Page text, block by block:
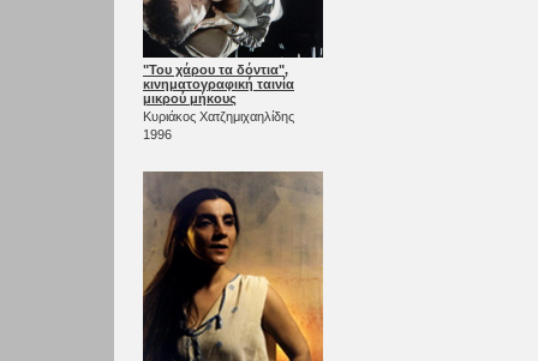
"Του χάρου τα δόντια",
κινηματογραφική ταινία
μικρού μήκους
Κυριάκος Χατζημιχαηλίδης
1996